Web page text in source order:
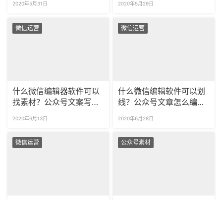
2020年5月31日 2020年5月29日
微信运营
什么微信编辑器软件可以
找素材？公众号文案写作
2020年6月13日
微信运营
什么微信编辑软件可以划
线？公众号文章怎么编辑
2020年6月28日
微信运营 公众号素材